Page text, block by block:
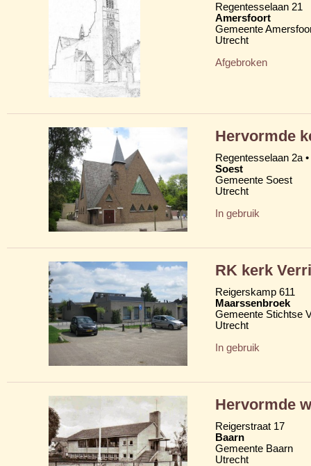
Regentesselaan 21
Amersfoort
Gemeente
Utrecht
Afgebroken
Hervormde
Regentesselaan 2a
Soest
Gemeente Soest
Utrecht
In gebruik
RK kerk
Reigerskamp 611
Maarssenbroek
Gemeente Stichtse
Utrecht
In gebruik
Hervormde
Reigerstraat 17
Baarn
Gemeente Baarn
Utrecht